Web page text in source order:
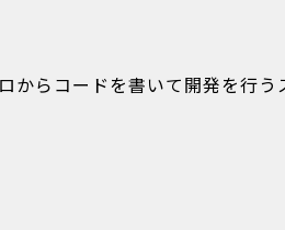
からコードを書いて開発を行う